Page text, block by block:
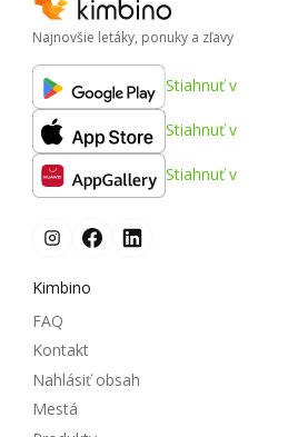
Najnovšie letáky, ponuky a zľavy
Stiahnuť v
Stiahnuť v
Stiahnuť v
Kimbino
FAQ
Kontakt
Nahlásiť obsah
Mestá